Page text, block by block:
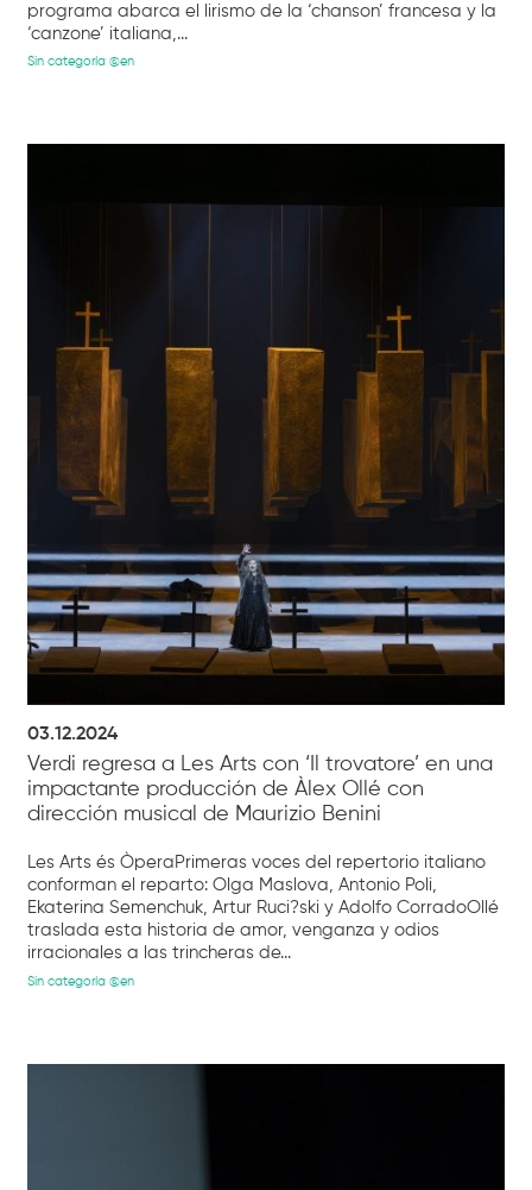
programa abarca el lirismo de la ‘chanson’ francesa y la
‘canzone’ italiana,...
Sin categoría @en
03.12.2024
Verdi regresa a Les Arts con ‘Il trovatore’ en una
impactante producción de Àlex Ollé con
dirección musical de Maurizio Benini
Les Arts és ÒperaPrimeras voces del repertorio italiano
conforman el reparto: Olga Maslova, Antonio Poli,
Ekaterina Semenchuk, Artur Ruci?ski y Adolfo CorradoOllé
traslada esta historia de amor, venganza y odios
irracionales a las trincheras de...
Sin categoría @en